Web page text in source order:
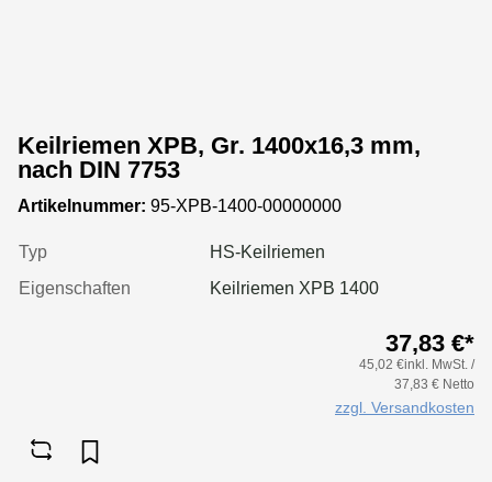
Keilriemen XPB, Gr. 1400x16,3 mm,
nach DIN 7753
Artikelnummer: 95-XPB-1400-00000000
Typ
HS-Keilriemen
Eigenschaften
Keilriemen XPB 1400
37,83 €*
45,02 €inkl. MwSt. /
37,83 € Netto
zzgl. Versandkosten